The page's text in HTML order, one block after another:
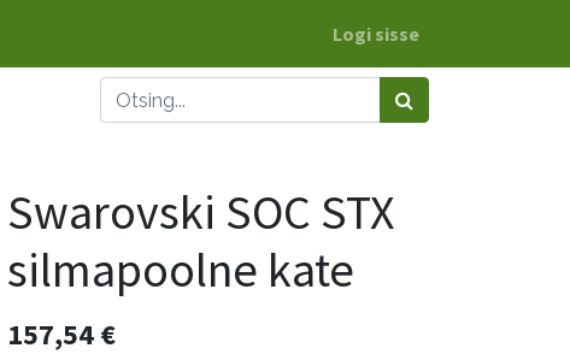
Logi sisse
Swarovski SOC STX
silmapoolne kate
157,54€